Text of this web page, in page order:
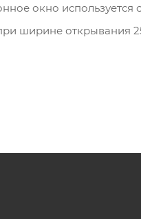
окно используется
ширине открывания